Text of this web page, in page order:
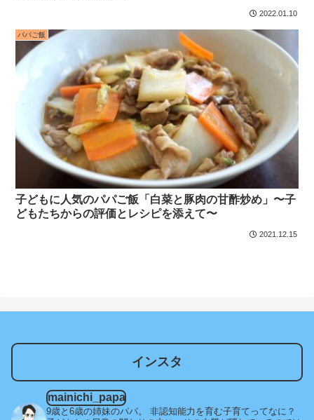
2022.01.10
パパご飯
子どもに人気のパパご飯「白菜と豚肉の甘酢炒め」〜子
どもたちからの評価とレシピを添えて〜
2021.12.15
インスタ
mainichi_papa
9歳と6歳の姉妹のパパ。
非認知能力を育む子育てってなに？